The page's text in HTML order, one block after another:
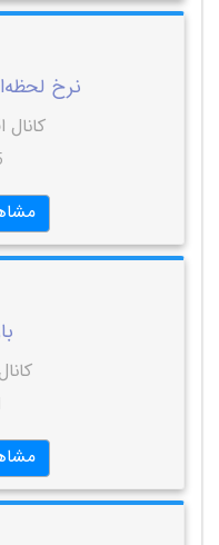
نرخ
کانال